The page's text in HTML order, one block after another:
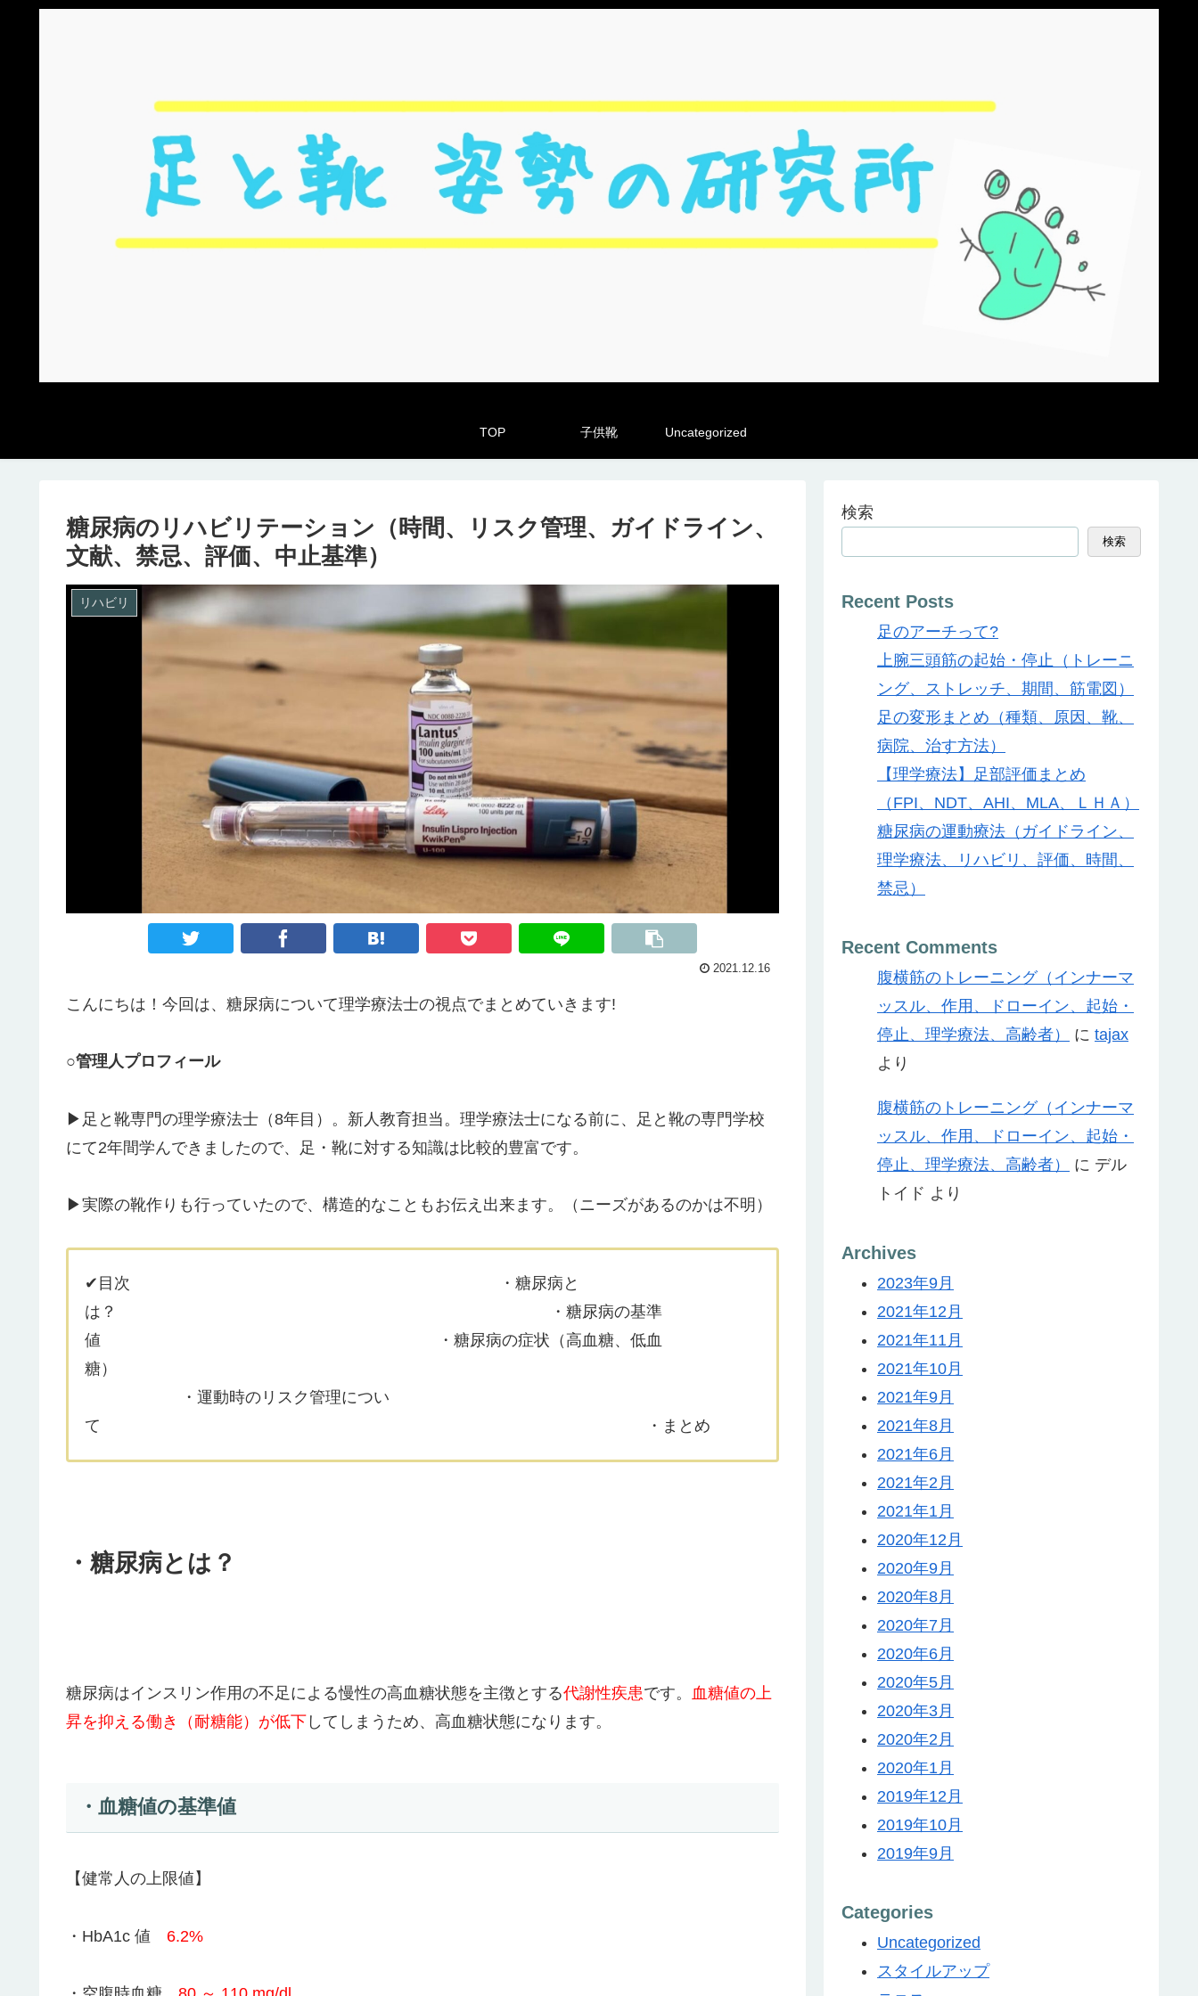
TOP 子供靴 Uncategorized
糖尿病のリハビリテーション（時間、リスク管理、ガイドライン、
文献、禁忌、評価、中止基準）
リハビリ
2021.12.16
こんにちは！今回は、糖尿病について理学療法士の視点でまとめていきます!
○管理人プロフィール
▶足と靴専門の理学療法士（8年目）。新人教育担当。理学療法士になる前に、足と靴の専門学校
にて2年間学んできましたので、足・靴に対する知識は比較的豊富です。
▶実際の靴作りも行っていたので、構造的なこともお伝え出来ます。（ニーズがあるのかは不明）
✔目次 ・糖尿病と
は？ ・糖尿病の基準
値 ・糖尿病の症状（高血糖、低血
糖）
・運動時のリスク管理につい
て ・まとめ
・糖尿病とは？
糖尿病はインスリン作用の不足による慢性の高血糖状態を主徴とする代謝性疾患です。 血糖値の上
昇を抑える働き（耐糖能）が低下 してしまうため、高血糖状態になります。
・血糖値の基準値
【健常人の上限値】
・HbA1c 値 6.2%
検索
検索
Recent Posts
足のアーチって?
上腕三頭筋の起始・停止（トレーニ
ング、ストレッチ、期間、筋電図）
足の変形まとめ（種類、原因、靴、
病院、治す方法）
【理学療法】足部評価まとめ
（FPI、NDT、AHI、MLA、ＬＨＡ）
糖尿病の運動療法（ガイドライン、
理学療法、リハビリ、評価、時間、
禁忌）
Recent Comments
腹横筋のトレーニング（インナーマ
ッスル、作用、ドローイン、起始・
停止、理学療法、高齢者）
に tajax
より
腹横筋のトレーニング（インナーマ
ッスル、作用、ドローイン、起始・
停止、理学療法、高齢者）
に デル
トイド より
Archives
2023年9月
2021年12月
2021年11月
2021年10月
2021年9月
2021年8月
2021年6月
2021年2月
2021年1月
2020年12月
2020年9月
2020年8月
2020年7月
2020年6月
2020年5月
2020年3月
2020年2月
2020年1月
2019年12月
2019年10月
2019年9月
Categories
Uncategorized
スタイルアップ